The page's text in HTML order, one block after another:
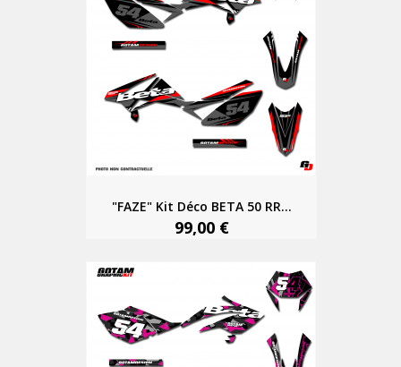
"FAZE" Kit Déco BETA 50 RR...
99,00 €